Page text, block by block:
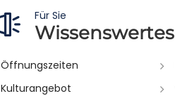
Für Sie
Wissenswertes
Öffnungszeiten
Kulturangebot